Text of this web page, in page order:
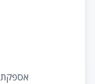
אספקת